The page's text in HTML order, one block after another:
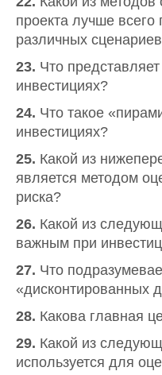
проекта лучше
различных
23. Что
инвестициях?
24. Что такое
инвестициях?
25. Какой из
является методом
риска?
26. Какой из
важным при
27. Что
«дисконтированных
28. Какова главная
29. Какой из
используется для